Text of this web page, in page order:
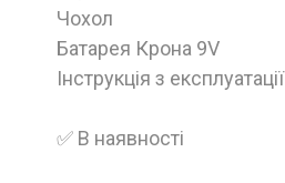
Чохол
Батарея Крона 9V
Інструкція з експлуатації
✅ В наявності